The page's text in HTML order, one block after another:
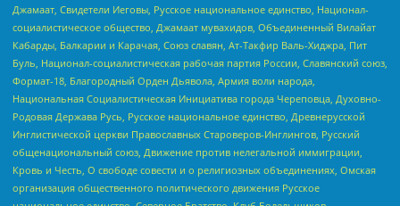
Джамаат, Свидетели Иеговы, Русское национальное единство, Национал-
социалистическое общество, Джамаат мувахидов, Объединенный Вилайат
Кабарды, Балкарии и Карачая, Союз славян, Ат-Такфир Валь-Хиджра, Пит
Буль, Национал-социалистическая рабочая партия России, Славянский союз,
Формат-18, Благородный Орден Дьявола, Армия воли народа,
Национальная Социалистическая Инициатива города Череповца, Духовно-
Родовая Держава Русь, Русское национальное единство, Древнерусской
Инглистической церкви Православных Староверов-Инглингов, Русский
общенациональный союз, Движение против нелегальной иммиграции,
Кровь и Честь, О свободе совести и о религиозных объединениях, Омская
организация общественного политического движения Русское